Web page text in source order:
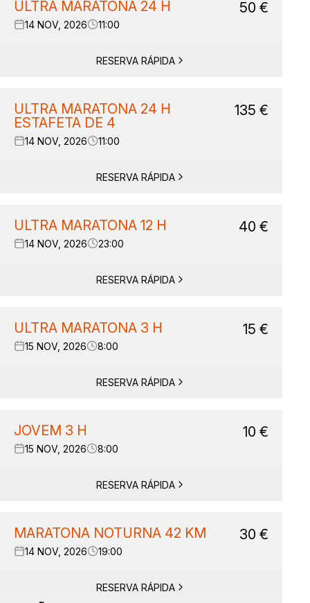
ULTRA MARATONA 24 H
14 NOV, 2026 11:00
50 €
RESERVA RÁPIDA
ULTRA MARATONA 24 H
ESTAFETA DE 4
14 NOV, 2026 11:00
135 €
RESERVA RÁPIDA
ULTRA MARATONA 12 H
14 NOV, 2026 23:00
40 €
RESERVA RÁPIDA
ULTRA MARATONA 3 H
15 NOV, 2026 8:00
15 €
RESERVA RÁPIDA
JOVEM 3 H
15 NOV, 2026 8:00
10 €
RESERVA RÁPIDA
MARATONA NOTURNA 42 KM
14 NOV, 2026 19:00
30 €
RESERVA RÁPIDA